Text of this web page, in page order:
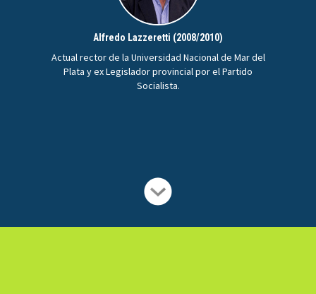
Alfredo Lazzeretti (2008/2010)
Actual rector de la Universidad Nacional de Mar del
Plata y ex Legislador provincial por el Partido
Socialista.